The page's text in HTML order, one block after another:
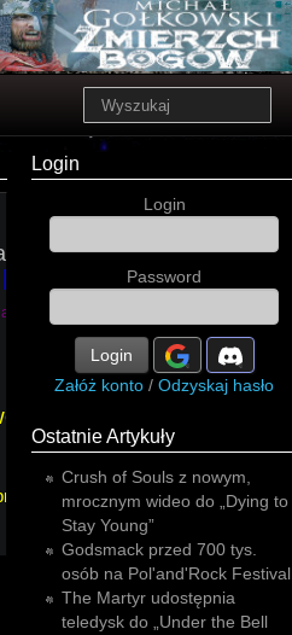
kryminał
horror thriller
Login
Login
Password
Login
Załóż konto / Odzyskaj hasło
Ostatnie Artykuły
Crush of Souls z nowym,
mrocznym wideo do „Dying to
Stay Young”
Godsmack przed 700 tys.
osób na Pol'and'Rock Festival
The Martyr udostępnia
teledysk do „Under the Bell